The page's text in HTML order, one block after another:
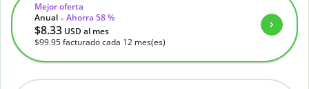
Mejor oferta
Anual
Ahorra 58 %
$8.33 USD al mes
$99.95facturado cada 12 mes(es)